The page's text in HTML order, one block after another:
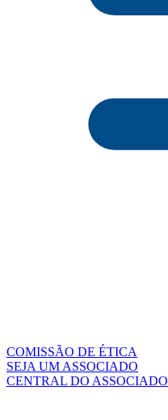
COMISSÃO DE ÉTICA
SEJA UM ASSOCIADO
CENTRAL DO ASSOCIADO